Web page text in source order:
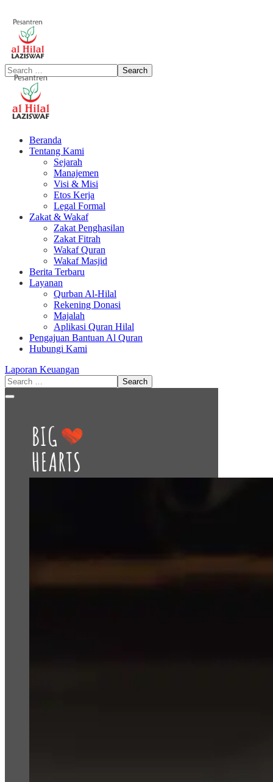
Beranda
Tentang Kami
Sejarah
Manajemen
Visi & Misi
Etos Kerja
Legal Formal
Zakat & Wakaf
Zakat Penghasilan
Zakat Fitrah
Wakaf Quran
Wakaf Masjid
Berita Terbaru
Layanan
Qurban Al-Hilal
Rekening Donasi
Majalah
Aplikasi Quran Hilal
Pengajuan Bantuan Al Quran
Hubungi Kami
Laporan Keuangan